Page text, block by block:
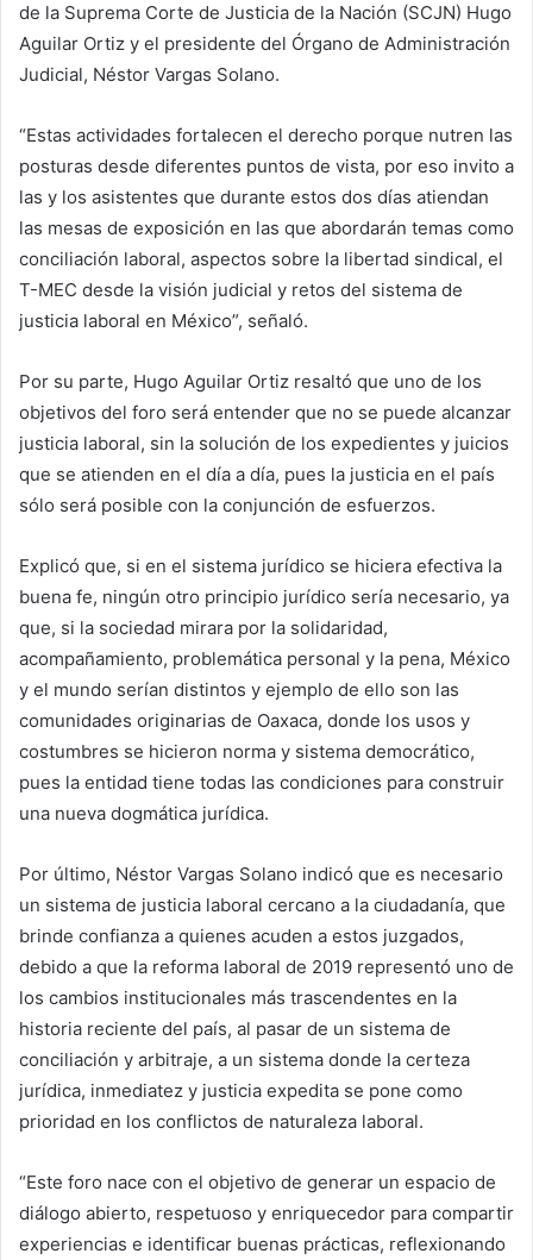
de la Suprema Corte de Justicia de la Nación (SCJN) Hugo
Aguilar Ortiz y el presidente del Órgano de Administración
Judicial, Néstor Vargas Solano.
“Estas actividades fortalecen el derecho porque nutren las
posturas desde diferentes puntos de vista, por eso invito a
las y los asistentes que durante estos dos días atiendan
las mesas de exposición en las que abordarán temas como
conciliación laboral, aspectos sobre la libertad sindical, el
T-MEC desde la visión judicial y retos del sistema de
justicia laboral en México”, señaló.
Por su parte, Hugo Aguilar Ortiz resaltó que uno de los
objetivos del foro será entender que no se puede alcanzar
justicia laboral, sin la solución de los expedientes y juicios
que se atienden en el día a día, pues la justicia en el país
sólo será posible con la conjunción de esfuerzos.
Explicó que, si en el sistema jurídico se hiciera efectiva la
buena fe, ningún otro principio jurídico sería necesario, ya
que, si la sociedad mirara por la solidaridad,
acompañamiento, problemática personal y la pena, México
y el mundo serían distintos y ejemplo de ello son las
comunidades originarias de Oaxaca, donde los usos y
costumbres se hicieron norma y sistema democrático,
pues la entidad tiene todas las condiciones para construir
una nueva dogmática jurídica.
Por último, Néstor Vargas Solano indicó que es necesario
un sistema de justicia laboral cercano a la ciudadanía, que
brinde confianza a quienes acuden a estos juzgados,
debido a que la reforma laboral de 2019 representó uno de
los cambios institucionales más trascendentes en la
historia reciente del país, al pasar de un sistema de
conciliación y arbitraje, a un sistema donde la certeza
jurídica, inmediatez y justicia expedita se pone como
prioridad en los conflictos de naturaleza laboral.
“Este foro nace con el objetivo de generar un espacio de
diálogo abierto, respetuoso y enriquecedor para compartir
experiencias e identificar buenas prácticas, reflexionando